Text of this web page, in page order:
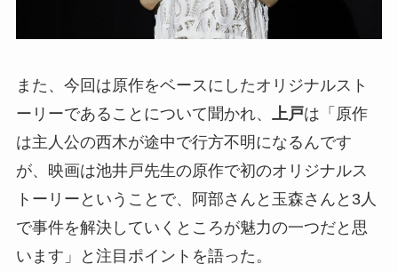
また、今回は原作をベースにしたオリジナルスト
ーリーであることについて聞かれ、
上戸は「原作
は主人公の西木が途中で行方不明になるんです
が、映画は池井戸先生の原作で初のオリジナルス
トーリーということで、阿部さんと玉森さんと3人
で事件を解決していくところが魅力の一つだと思
います」と注目ポイントを語った。